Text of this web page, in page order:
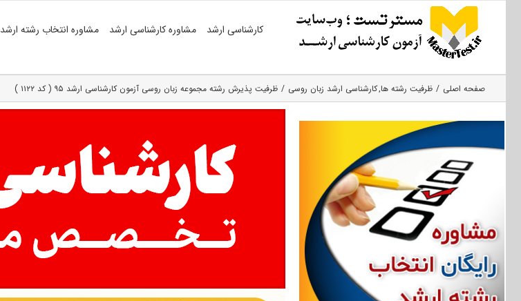
کارشناسی ارشد مشاوره کارشناسی ارشد مشاوره انتخاب رشته ارشد
صفحه اصلی ظرفیت رشته ها کارشناسی ارشد زبان روسی ظرفیت پذیرش رشته مجموعه زبان روسی آزمون کارشناسی ارشد ۹۵ ( کد ۱۱۲۲ )